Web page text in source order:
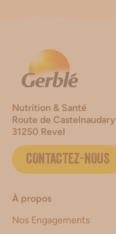
Nutrition & Santé
Route de Castelnaudary
31250 Revel
CONTACTEZ-NOUS
À propos
Nos Engagements